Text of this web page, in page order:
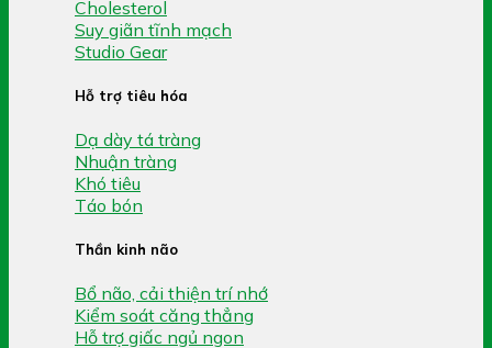
Cholesterol
Suy giãn tĩnh mạch
Studio Gear
Hỗ trợ tiêu hóa
Dạ dày tá tràng
Nhuận tràng
Khó tiêu
Táo bón
Thần kinh não
Bổ não, cải thiện trí nhớ
Kiểm soát căng thẳng
Hỗ trợ giấc ngủ ngon